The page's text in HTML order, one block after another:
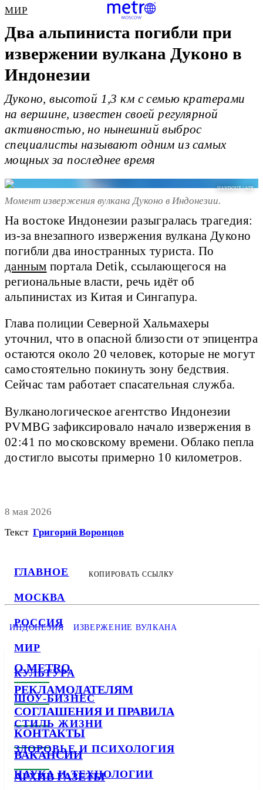
ГЛАВНОЕ
МОСКВА
РОССИЯ
МИР
КУЛЬТУРА
ШОУ-БИЗНЕС
СТИЛЬ ЖИЗНИ
ЗДОРОВЬЕ И ПСИХОЛОГИЯ
НАУКА И ТЕХНОЛОГИИ
МИР
Два альпиниста погибли при
извержении вулкана Дуконо в
Индонезии
Дуконо, высотой 1,3 км с семью кратерами
на вершине, известен своей регулярной
активностью, но нынешний выброс
специалисты называют одним из самых
мощных за последнее время
HANDOUT / AFP
Момент извержения вулкана Дуконо в Индонезии.
На востоке Индонезии разыгралась трагедия:
из-за внезапного извержения вулкана Дуконо
погибли два иностранных туриста. По
данным портала Detik, ссылающегося на
региональные власти, речь идёт об
альпинистах из Китая и Сингапура.
Глава полиции Северной Хальмахеры
уточнил, что в опасной близости от эпицентра
остаются около 20 человек, которые не могут
самостоятельно покинуть зону бедствия.
Сейчас там работает спасательная служба.
Вулканологическое агентство Индонезии
PVMBG зафиксировало начало извержения в
02:41 по московскому времени. Облако пепла
достигло высоты примерно 10 километров.
8 мая 2026
Текст Григорий Воронцов
КОПИРОВАТЬ ССЫЛКУ
ИНДОНЕЗИЯ ИЗВЕРЖЕНИЕ ВУЛКАНА
О METRO
РЕКЛАМОДАТЕЛЯМ
СОГЛАШЕНИЯ И ПРАВИЛА
КОНТАКТЫ
ВАКАНСИИ
АРХИВ ГАЗЕТЫ